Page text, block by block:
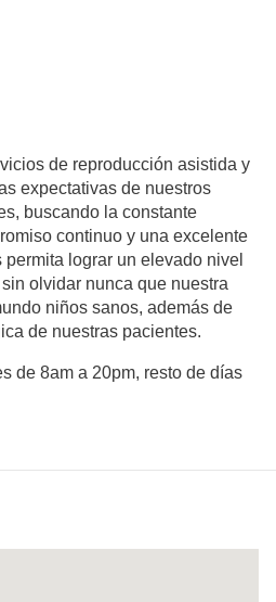
de reproducción asistida y
expectativas de nuestros
buscando la constante
continuo y una excelente
lograr un elevado nivel
olvidar nunca que nuestra
niños sanos, además de
de nuestras pacientes.
de 8am a 20pm, resto de días